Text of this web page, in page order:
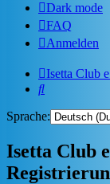
Dark mode
FAQ
Anmelden
Isetta Club
Suche
Sprache:
Isetta Club